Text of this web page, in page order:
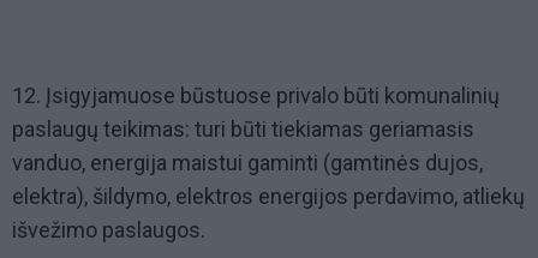
12. Įsigyjamuose būstuose privalo būti komunalinių
paslaugų teikimas: turi būti tiekiamas geriamasis
vanduo, energija maistui gaminti (gamtinės dujos,
elektra), šildymo, elektros energijos perdavimo, atliekų
išvežimo paslaugos.